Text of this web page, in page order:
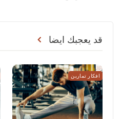
قد يعجبك ايضا
افكار تمارين